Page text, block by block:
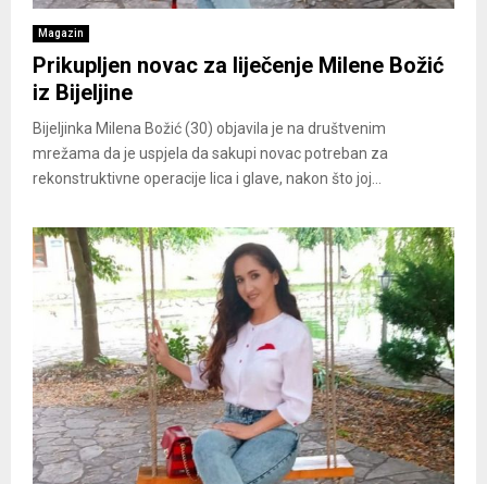
Magazin
Prikupljen novac za liječenje Milene Božić
iz Bijeljine
Bijeljinka Milena Božić (30) objavila je na društvenim
mrežama da je uspjela da sakupi novac potreban za
rekonstruktivne operacije lica i glave, nakon što joj...